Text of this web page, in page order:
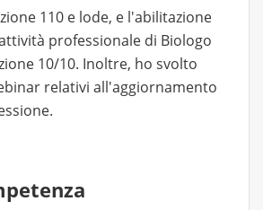
110 e lode, e l'abilitazione
professionale di Biologo
10/10. Inoltre, ho svolto
relativi all'aggiornamento